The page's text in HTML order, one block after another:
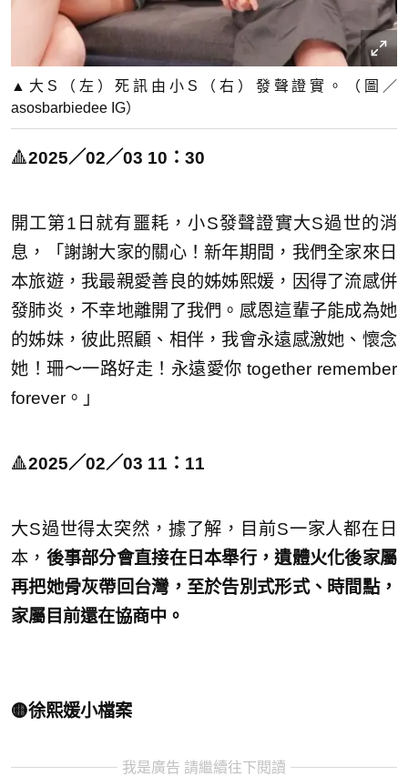
▲大S（左）死訊由小S（右）發聲證實。（圖／
asosbarbiedee IG）
🔺2025／02／03 10：30
開工第1日就有噩耗，小S發聲證實大S過世的消
息，「謝謝大家的關心！新年期間，我們全家來日
本旅遊，我最親愛善良的姊姊熙媛，因得了流感併
發肺炎，不幸地離開了我們。感恩這輩子能成為她
的姊妹，彼此照顧、相伴，我會永遠感激她、懷念
她！珊～一路好走！永遠愛你 together remember
forever。」
🔺2025／02／03 11：11
大S過世得太突然，據了解，目前S一家人都在日
本， 後事部分會直接在日本舉行，遺體火化後家屬
再把她骨灰帶回台灣，至於告別式形式、時間點，
家屬目前還在協商中。
🟡徐熙媛小檔案
我是廣告 請繼續往下閱讀